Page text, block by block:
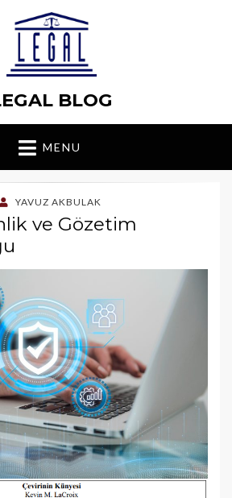
BLOG
MENU
YAVUZ AKBULAK
ve Gözetim